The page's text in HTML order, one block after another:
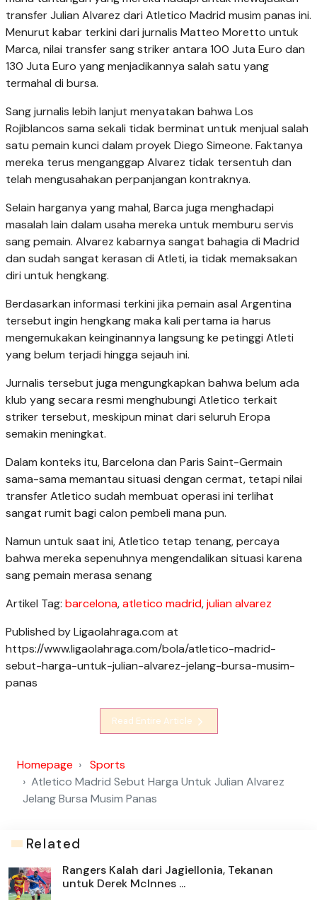
transfer Julian Alvarez dari Atletico Madrid musim panas ini.
Menurut kabar terkini dari jurnalis Matteo Moretto untuk
Marca, nilai transfer sang striker antara 100 Juta Euro dan
130 Juta Euro yang menjadikannya salah satu yang
termahal di bursa.
Sang jurnalis lebih lanjut menyatakan bahwa Los
Rojiblancos sama sekali tidak berminat untuk menjual salah
satu pemain kunci dalam proyek Diego Simeone. Faktanya
mereka terus menganggap Alvarez tidak tersentuh dan
telah mengusahakan perpanjangan kontraknya.
Selain harganya yang mahal, Barca juga menghadapi
masalah lain dalam usaha mereka untuk memburu servis
sang pemain. Alvarez kabarnya sangat bahagia di Madrid
dan sudah sangat kerasan di Atleti, ia tidak memaksakan
diri untuk hengkang.
Berdasarkan informasi terkini jika pemain asal Argentina
tersebut ingin hengkang maka kali pertama ia harus
mengemukakan keinginannya langsung ke petinggi Atleti
yang belum terjadi hingga sejauh ini.
Jurnalis tersebut juga mengungkapkan bahwa belum ada
klub yang secara resmi menghubungi Atletico terkait
striker tersebut, meskipun minat dari seluruh Eropa
semakin meningkat.
Dalam konteks itu, Barcelona dan Paris Saint-Germain
sama-sama memantau situasi dengan cermat, tetapi nilai
transfer Atletico sudah membuat operasi ini terlihat
sangat rumit bagi calon pembeli mana pun.
Namun untuk saat ini, Atletico tetap tenang, percaya
bahwa mereka sepenuhnya mengendalikan situasi karena
sang pemain merasa senang
Artikel Tag: barcelona,atletico madrid,julian alvarez
Published by Ligaolahraga.com at
https://www.ligaolahraga.com/bola/atletico-madrid-
sebut-harga-untuk-julian-alvarez-jelang-bursa-musim-
panas
Read Entire Article
Homepage
Sports
Atletico Madrid Sebut Harga Untuk Julian Alvarez
Jelang Bursa Musim Panas
Related
Rangers Kalah dari Jagiellonia, Tekanan
untuk Derek McInnes ...